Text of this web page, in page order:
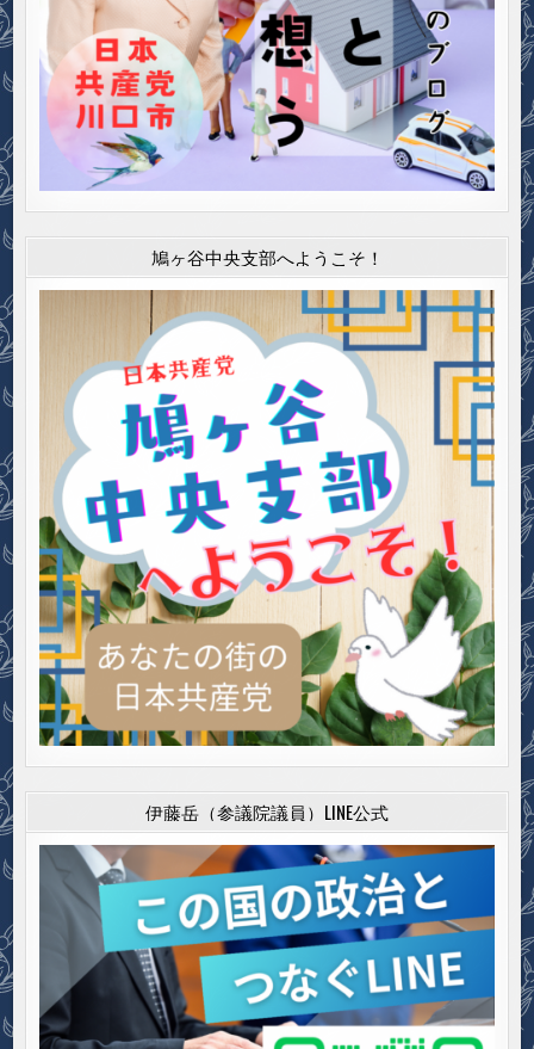
鳩ヶ谷中央支部へようこそ！
伊藤岳（参議院議員）LINE公式